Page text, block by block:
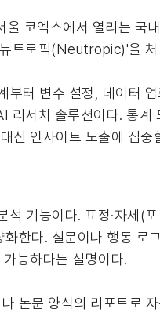
코엑스에서 열리는
트로픽(Neutropic)'을 처
부터 변수 설정, 데이
치 솔루션이다. 통계
신 인사이트 도출에 집중
기능이다. 표정·자세(
한다. 설문이나 행동
능하다는 설명이다.
논문 양식의 리포트로